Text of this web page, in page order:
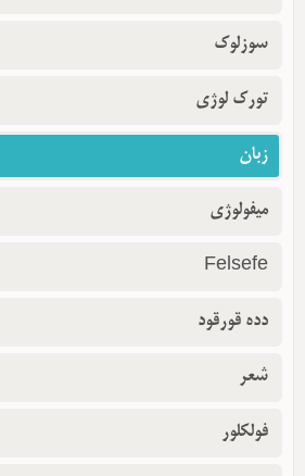
سوزلوک
تورک لوژی
زبان
میفولوژی
Felsefe
دده قورقود
شعر
فولکلور